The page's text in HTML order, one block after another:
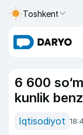
Toshkent
6 600
kunlik
Iqtisodiyot